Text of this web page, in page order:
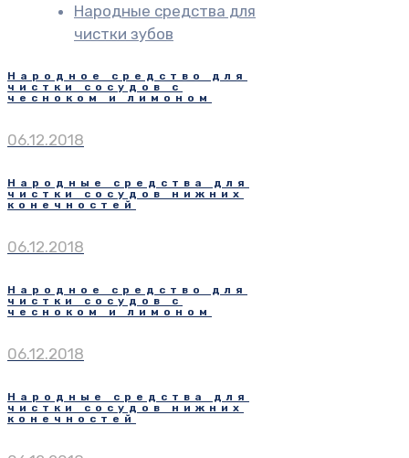
Народные средства для
чистки зубов
Народное средство для
чистки сосудов с
чесноком и лимоном
06.12.2018
Народные средства для
чистки сосудов нижних
конечностей
06.12.2018
Народное средство для
чистки сосудов с
чесноком и лимоном
06.12.2018
Народные средства для
чистки сосудов нижних
конечностей